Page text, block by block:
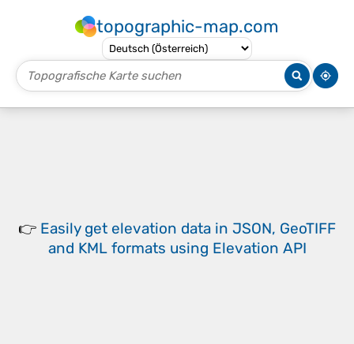
topographic-map.com
👉 Easily get elevation data in JSON, GeoTIFF
and KML formats using Elevation API